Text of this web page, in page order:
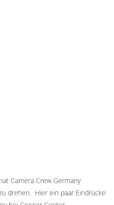
Camera Crew Germany
drehen. Hier ein paar Eindrücke